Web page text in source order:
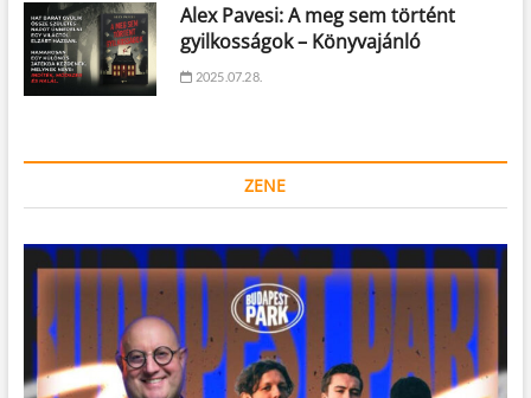
Alex Pavesi: A meg sem történt
gyilkosságok – Könyvajánló
2025.07.28.
ZENE